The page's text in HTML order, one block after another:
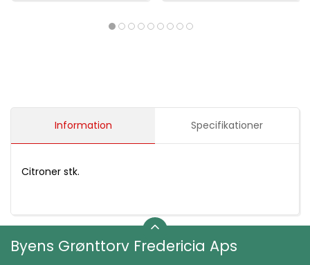
Information Specifikationer
Citroner stk.
Byens Grønttorv Fredericia Aps